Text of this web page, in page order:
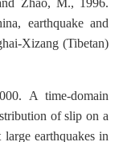
Zhao, M., 1996.
earthquake and
Xizang (Tibetan)
A time-domain
of slip on a
earthquakes in